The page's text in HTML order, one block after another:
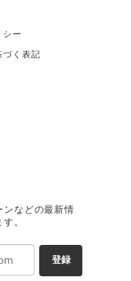
シー
づく表記
などの最新情
。
登録